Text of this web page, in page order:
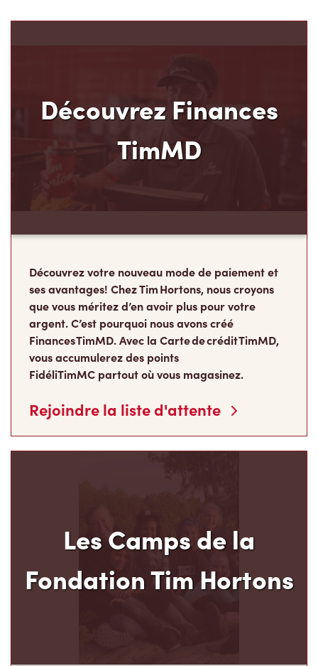
Découvrez Finances
TimMD
Découvrez votre nouveau mode de paiement et
ses avantages! Chez Tim Hortons, nous croyons
que vous méritez d’en avoir plus pour votre
argent. C’est pourquoi nous avons créé
Finances TimMD. Avec la Carte de crédit TimMD,
vous accumulerez des points
FidéliTimMC partout où vous magasinez.
Rejoindre la liste d'attente
Les Camps de la
Fondation Tim Hortons